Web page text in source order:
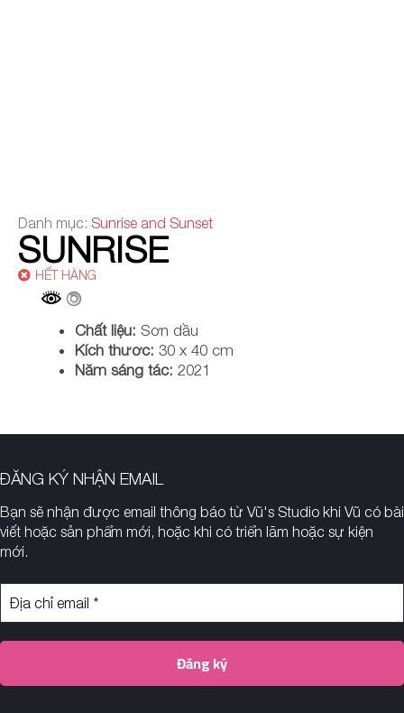
Danh mục: Sunrise and Sunset
SUNRISE
HẾT HÀNG
Chất liệu: Sơn dầu
Kích thước: 30 x 40 cm
Năm sáng tác: 2021
ĐĂNG KÝ NHẬN EMAIL
Bạn sẽ nhận được email thông báo từ Vũ's Studio khi Vũ có bài
viết hoặc sản phẩm mới, hoặc khi có triển lãm hoặc sự kiện
mới.